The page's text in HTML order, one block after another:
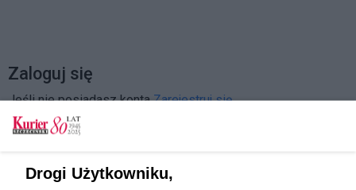
Zaloguj się
Jeśli nie posiadasz kontaZarejestruj się
Drogi Użytkowniku,